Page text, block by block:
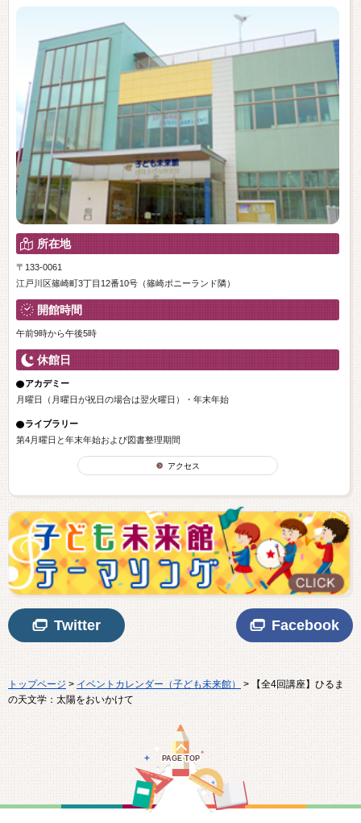
所在地
〒133-0061
江戸川区篠崎町3丁目12番10号（篠崎ポニーランド隣）
開館時間
午前9時から午後5時
休館日
アカデミー
月曜日（月曜日が祝日の場合は翌火曜日）・年末年始
ライブラリー
第4月曜日と年末年始および図書整理期間
アクセス
Twitter Facebook
トップページ > イベントカレンダー（子ども未来館） > 【全4回講座】ひるま
の天文学：太陽をおいかけて
PAGE TOP